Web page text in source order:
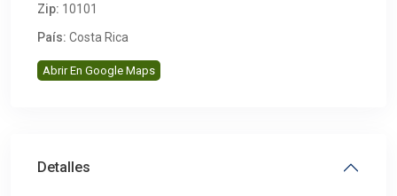
Zip: 10101
País: Costa Rica
Abrir En Google Maps
Detalles